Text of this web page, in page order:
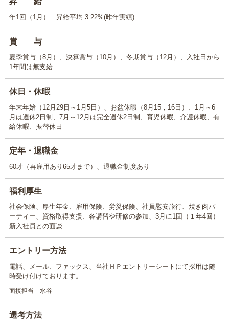
年1回（1月） 昇給平均 3.22%(昨年実績)
賞 与
夏季賞与（8月）、決算賞与（10月）、冬期賞与（12月）、入社日から
1年間は無支給
休日・休暇
年末年始（12月29日～1月5日）、お盆休暇（8月15，16日）、1月～6
月は週休2日制、7月～12月は完全週休2日制、育児休暇、介護休暇、有
給休暇、振替休日
定年・退職金
60才（再雇用あり65才まで）、退職金制度あり
福利厚生
社会保険、厚生年金、雇用保険、労災保険、社員慰安旅行、焼き肉パ
ーティー、資格取得支援、各講習や研修の参加、3月に1回（１年4回）
新入社員との面談
エントリー方法
電話、メール、ファックス、当社ＨＰエントリーシートにて採用は随
時受け付けております。
面接担当 水谷
選考方法